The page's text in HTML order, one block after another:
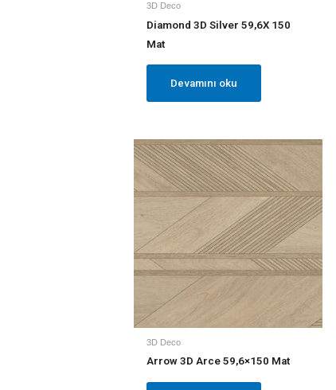
3D Deco
Diamond 3D Silver 59,6X 150
Mat
Devamını oku
3D Deco
Arrow 3D Arce 59,6×150 Mat